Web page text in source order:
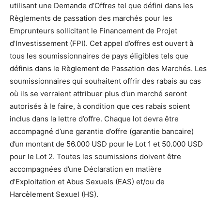
utilisant une Demande d’Offres tel que défini dans les
Règlements de passation des marchés pour les
Emprunteurs sollicitant le Financement de Projet
d’Investissement (FPI). Cet appel d’offres est ouvert à
tous les soumissionnaires de pays éligibles tels que
définis dans le Règlement de Passation des Marchés. Les
soumissionnaires qui souhaitent offrir des rabais au cas
où ils se verraient attribuer plus d’un marché seront
autorisés à le faire, à condition que ces rabais soient
inclus dans la lettre d’offre. Chaque lot devra être
accompagné d’une garantie d’offre (garantie bancaire)
d’un montant de 56.000 USD pour le Lot 1 et 50.000 USD
pour le Lot 2. Toutes les soumissions doivent être
accompagnées d’une Déclaration en matière
d’Exploitation et Abus Sexuels (EAS) et/ou de
Harcèlement Sexuel (HS).